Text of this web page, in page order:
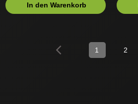
In den Warenkorb
1 2